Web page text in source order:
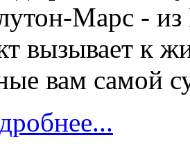
Марс - из
вызывает к
вам самой